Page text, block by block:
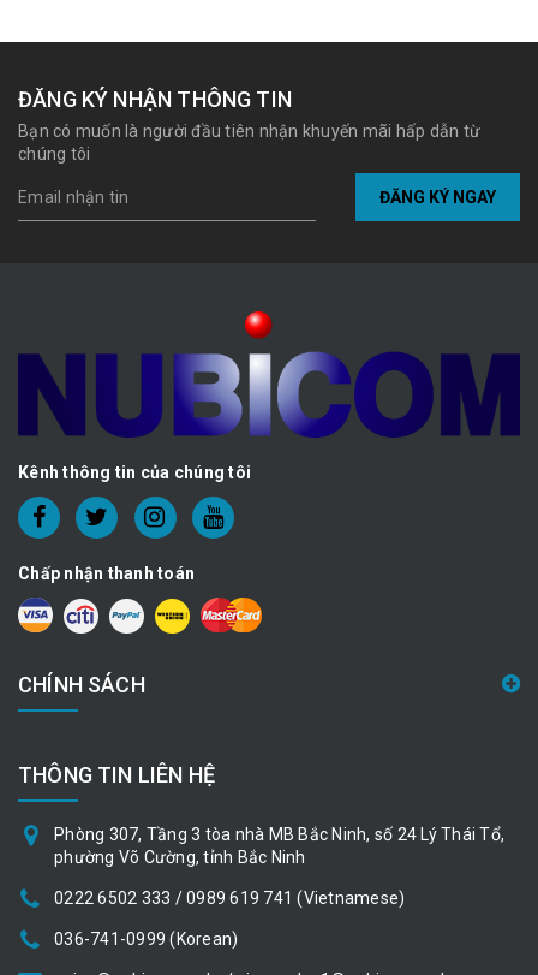
ĐĂNG KÝ NHẬN THÔNG TIN
Bạn có muốn là người đầu tiên nhận khuyến mãi hấp dẫn từ
chúng tôi
ĐĂNG KÝ NGAY
Kênh thông tin của chúng tôi
Chấp nhận thanh toán
CHÍNH SÁCH
THÔNG TIN LIÊN HỆ
Phòng 307, Tầng 3 tòa nhà MB Bắc Ninh, số 24 Lý Thái Tổ,
phường Võ Cường, tỉnh Bắc Ninh
0222 6502 333 / 0989 619 741 (Vietnamese)
036-741-0999 (Korean)